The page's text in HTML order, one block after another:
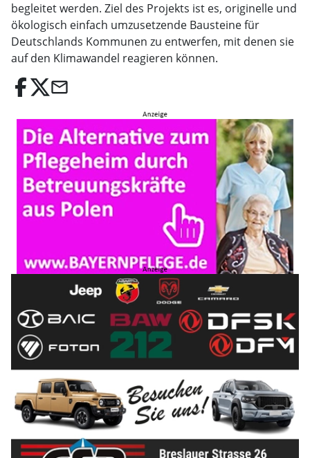
begleitet werden. Ziel des Projekts ist es, originelle und
ökologisch einfach umzusetzende Bausteine für
Deutschlands Kommunen zu entwerfen, mit denen sie
auf den Klimawandel reagieren können.
email